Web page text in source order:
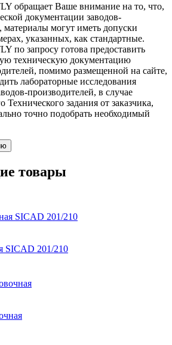
обращает Ваше внимание на то, что,
документации заводов-
материалы могут иметь допуски
указанных, как стандартные.
по запросу готова предоставить
техническую документацию
помимо размещенной на сайте,
лабораторные исследования
производителей, в случае
Технического задания от заказчика,
точно подобрать необходимый
товары
SICAD 201/210